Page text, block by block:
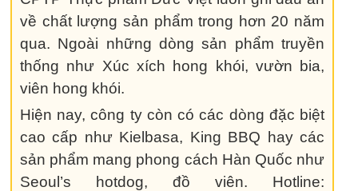
về chất lượng sản phẩm trong hơn 20 năm
qua. Ngoài những dòng sản phẩm truyền
thống như Xúc xích hong khói, vườn bia,
viên hong khói.
Hiện nay, công ty còn có các dòng đặc biệt
cao cấp như Kielbasa, King BBQ hay các
sản phẩm mang phong cách Hàn Quốc như
Seoul’s hotdog, đồ viên. Hotline: